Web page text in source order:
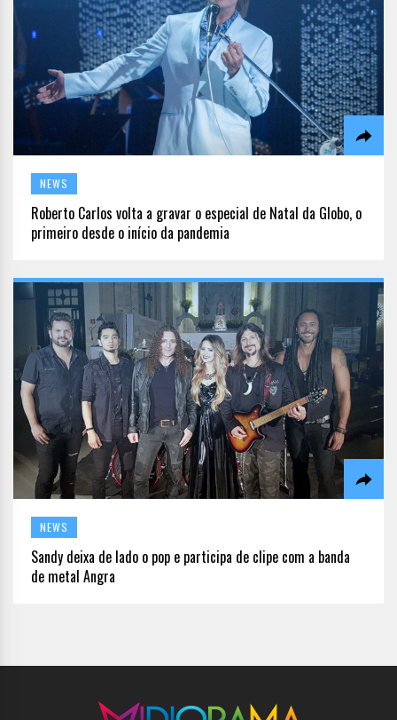
NEWS
Roberto Carlos volta a gravar o especial de Natal da Globo, o
primeiro desde o início da pandemia
NEWS
Sandy deixa de lado o pop e participa de clipe com a banda
de metal Angra